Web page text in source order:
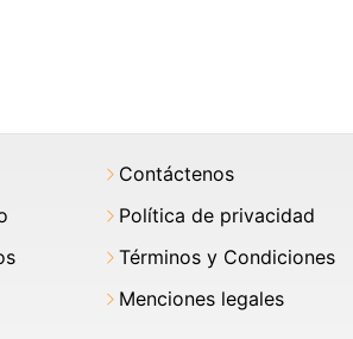
Contáctenos
Política de privacidad
Términos y Condiciones
Menciones legales